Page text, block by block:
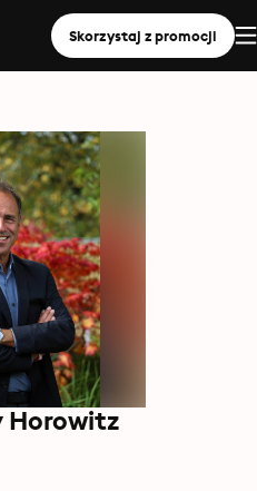
Skorzystaj z promocji
Horowitz